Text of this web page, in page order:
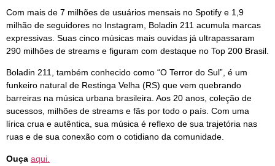
Com mais de 7 milhões de usuários mensais no Spotify e 1,9
milhão de seguidores no Instagram, Boladin 211 acumula marcas
expressivas. Suas cinco músicas mais ouvidas já ultrapassaram
290 milhões de streams e figuram com destaque no Top 200 Brasil.
Boladin 211, também conhecido como “O Terror do Sul”, é um
funkeiro natural de Restinga Velha (RS) que vem quebrando
barreiras na música urbana brasileira. Aos 20 anos, coleção de
sucessos, milhões de streams e fãs por todo o país. Com uma
lírica crua e autêntica, sua música é reflexo de sua trajetória nas
ruas e de sua conexão com o cotidiano da comunidade.
Ouça aqui.